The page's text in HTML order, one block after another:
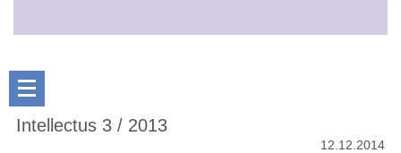
Intellectus 3 / 2013
12.12.2014